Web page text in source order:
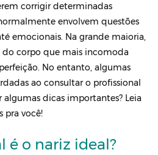
corrigir determinadas
envolvem questões
emocionais. Na grande maioria,
do corpo que mais incomoda
No entanto, algumas
ao consultar o profissional
algumas dicas importantes? Leia
pra você!
é o nariz ideal?